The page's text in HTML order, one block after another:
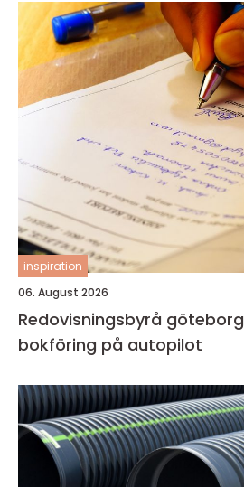
inspiration
06. August 2026
Redovisningsbyrå göteborg mer än bara
bokföring på autopilot